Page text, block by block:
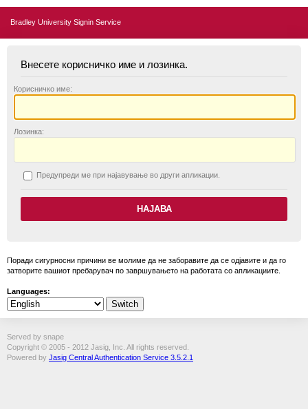
Bradley University Signin Service
Внесете корисничко име и лозинка.
Корисничко име:
Лозинка:
Предупреди ме при најавување во други апликации.
Поради сигурносни причини ве молиме да не заборавите да се одјавите и да го
затворите вашиот пребарувач по завршувањето на работата со апликациите.
Languages:
Served by snape
Copyright © 2005 - 2012 Jasig, Inc. All rights reserved.
Powered by Jasig Central Authentication Service 3.5.2.1